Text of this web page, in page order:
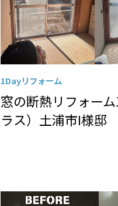
1Dayリフォーム
窓の断熱リフォー
ラス）土浦市I様邸